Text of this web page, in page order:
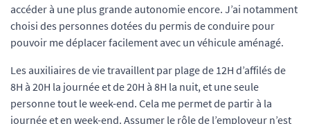
accéder à une plus grande autonomie encore. J’ai notamment
choisi des personnes dotées du permis de conduire pour
pouvoir me déplacer facilement avec un véhicule aménagé.
Les auxiliaires de vie travaillent par plage de 12H d’affilés de
8H à 20H la journée et de 20H à 8H la nuit, et une seule
personne tout le week-end. Cela me permet de partir à la
journée et en week-end. Assumer le rôle de l’employeur n’est